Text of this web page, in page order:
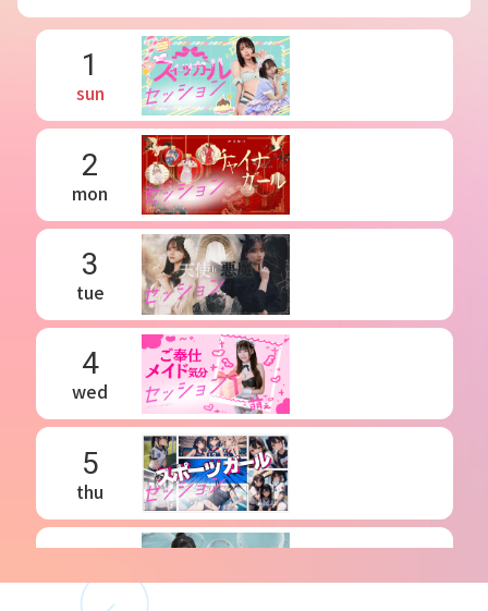
1
sun
2
mon
3
tue
4
wed
5
thu
fri